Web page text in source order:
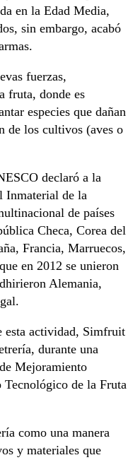
en la Edad Media,
sin embargo, acabó
fuerzas,
fruta, donde es
especies que dañan
de los cultivos (aves o
declaró a la
Inmaterial de la
de países
Checa, Corea del
Francia, Marruecos,
en 2012 se unieron
Alemania,
esta actividad, Simfruit
durante una
Mejoramiento
Tecnológico de la Fruta
como una manera
y materiales que